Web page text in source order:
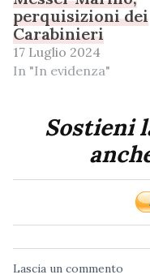
perquisizioni dei
Carabinieri
17 Luglio 2024
In "In evidenza"
Sostieni
Lascia un commento